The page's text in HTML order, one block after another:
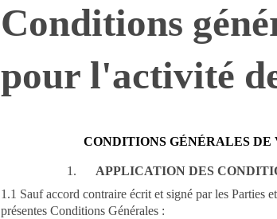
Conditions
pour l'activité
CONDITIONS GÉNÉRALES DE
1. APPLICATION DES
1.1 Sauf accord contraire écrit et signé par les Parties
présentes Conditions Générales :